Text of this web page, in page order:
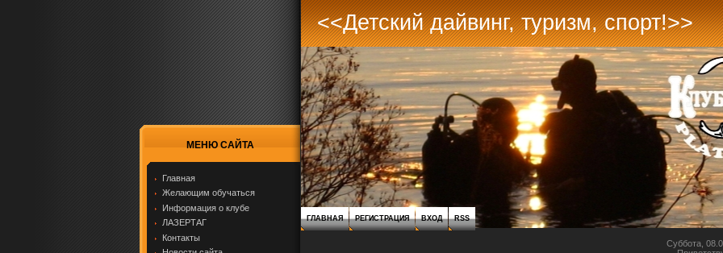
МЕНЮ САЙТА
Главная
Желающим обучаться
Информация о клубе
ЛАЗЕРТАГ
Контакты
<<Детский дайвинг, туризм, спорт!>>
ГЛАВНАЯ РЕГИСТРАЦИЯ ВХОД RSS
Суббота,